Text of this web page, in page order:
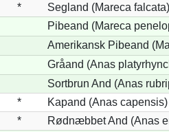
*
Segland (Mareca falcata)
Pibeand (Mareca
Amerikansk Pibeand
Gråand (Anas
Sortbrun And (Anas
*
Kapand (Anas capensis)
*
Rødnæbbet And (Anas